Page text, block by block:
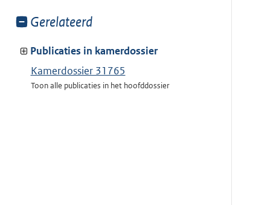
Toon
van:
Gerelateerd
Publicaties in kamerdossier
Kamerdossier 31765
Toon alle publicaties in het hoofddossier